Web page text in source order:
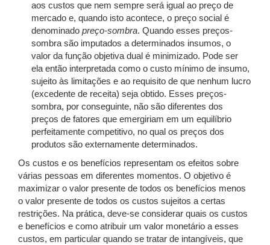
aos custos que nem sempre será igual ao preço de
mercado e, quando isto acontece, o preço social é
denominadopreço-sombra. Quando esses preços-
sombra são imputados a determinados insumos, o
valor da função objetiva dual é minimizado. Pode ser
ela então interpretada como o custo mínimo de insumo,
sujeito às limitações e ao requisito de que nenhum lucro
(excedente de receita) seja obtido. Esses preços-
sombra, por conseguinte, não são diferentes dos
preços de fatores que emergiriam em um equilíbrio
perfeitamente competitivo, no qual os preços dos
produtos são externamente determinados.
Os custos e os benefícios representam os efeitos sobre
várias pessoas em diferentes momentos. O objetivo é
maximizar o valor presente de todos os benefícios menos
o valor presente de todos os custos sujeitos a certas
restrições. Na prática, deve-se considerar quais os custos
e benefícios e como atribuir um valor monetário a esses
custos, em particular quando se tratar de intangíveis, que